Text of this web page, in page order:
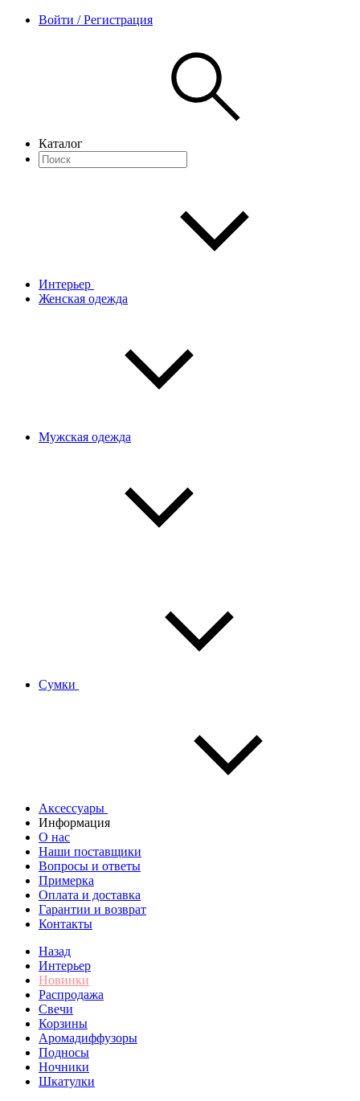
Войти / Регистрация
Каталог
Интерьер
Женская одежда
Мужская одежда
Сумки
Аксессуары
Информация
О нас
Наши поставщики
Вопросы и ответы
Примерка
Оплата и доставка
Гарантии и возврат
Контакты
Назад
Интерьер
Новинки
Распродажа
Свечи
Корзины
Аромадиффузоры
Подносы
Ночники
Шкатулки